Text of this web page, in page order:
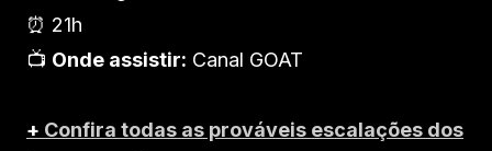
⏰ 21h
📺 Onde assistir: Canal GOAT
+ Confira todas as prováveis escalações dos